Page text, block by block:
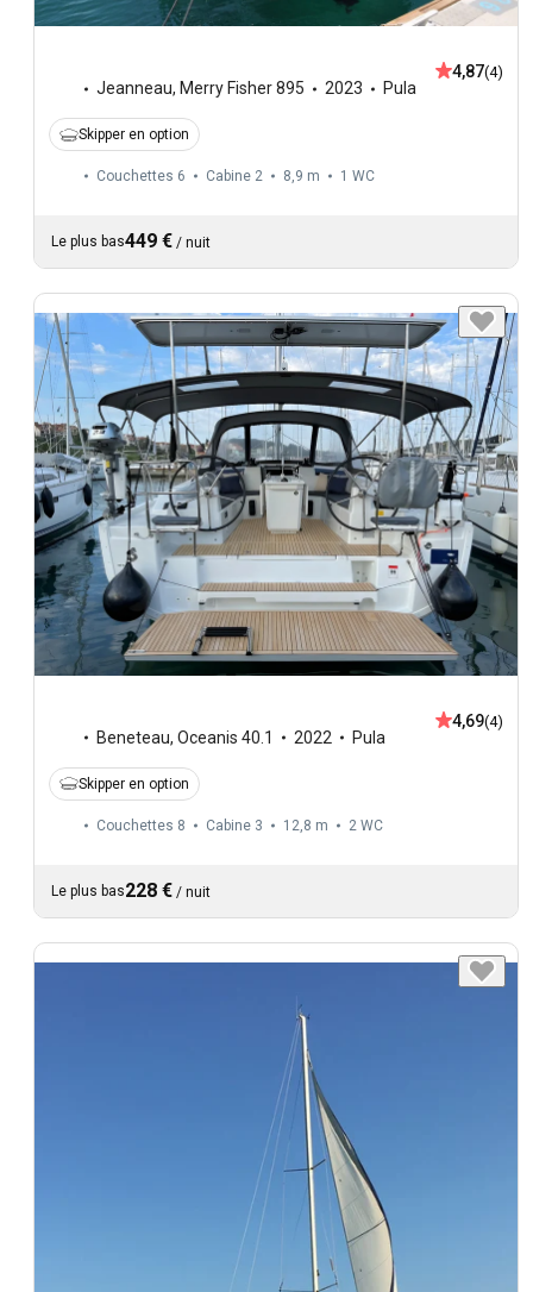
Jeanneau, Merry Fisher 895 2023 Pula
4,87(4)
Skipper en option
Couchettes 6 Cabine 2 8,9 m 1 WC
Le plus bas449 € / nuit
Beneteau, Oceanis 40.1 2022 Pula
4,69(4)
Skipper en option
Couchettes 8 Cabine 3 12,8 m 2 WC
Le plus bas228 € / nuit